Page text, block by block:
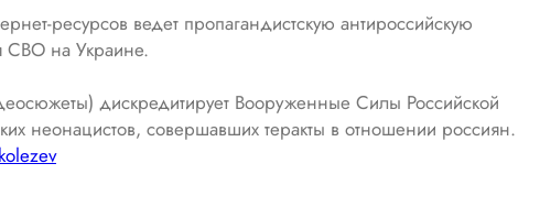
ресурсов ведет пропагандистскую антироссийскую
СВО на Украине.
дискредитирует Вооруженные Силы Российской
неонацистов, совершавших теракты в отношении россиян.